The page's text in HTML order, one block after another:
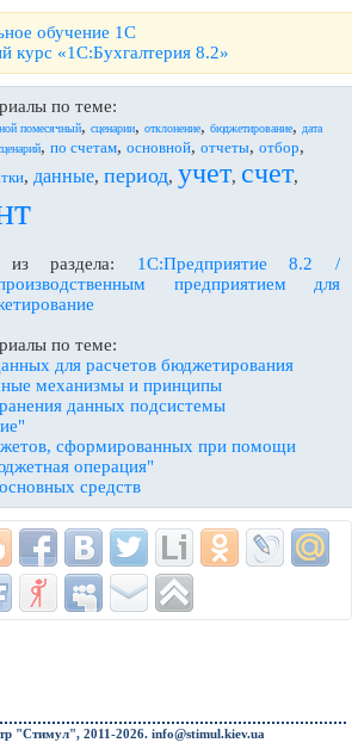
обучение 1С
курс «1С:Бухгалтерия 8.2»
по теме:
помесячный, сценарии, отклонение, бюджетирование, дата
, по счетам, основной, отчеты, отбор,
, данные, период, учет, счет,
из раздела: 1С:Предприятие 8.2 /
предприятием для
по теме:
для расчетов бюджетирования
механизмы и принципы
данных подсистемы
сформированных при помощи
операция"
средств
"Стимул", 2011-2026. info@stimul.kiev.ua